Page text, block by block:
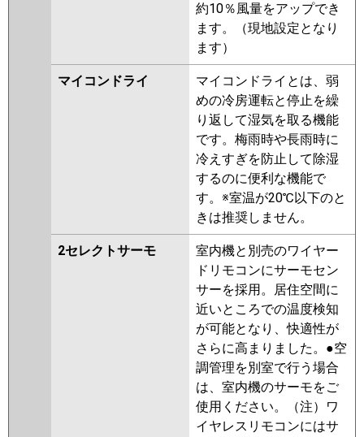
約10％風量をアップでき
ます。（現地設定となり
ます）
マイコンドライ
マイコンドライとは、弱
めの冷房運転と停止を繰
り返して湿気を取る機能
です。梅雨時や長雨時に
冷えすぎを防止して除湿
するのに便利な機能で
す。※室温が20℃以下のと
きは推奨しません。
2セレクトサーモ
室内機と別売のワイヤー
ドリモコンにサーモセン
サーを採用。居住空間に
近いところでの温度検知
が可能となり、快適性が
さらに高まりました。●空
調管理を別室で行う場合
は、室内機のサーモをご
使用ください。（注）ワ
イヤレスリモコンにはサ